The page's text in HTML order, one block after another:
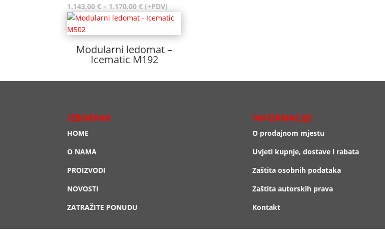
1.143,00€ – 1.170,00€Raspon
cijena:
1.143,00 €
do
1.170,00 €
(+PDV)
Modularni ledomat –
Icematic M192
IZBORNIK
HOME
O NAMA
PROIZVODI
NOVOSTI
ZATRAŽITE PONUDU
INFORMACIJE
O prodajnom mjestu
Uvjeti kupnje, dostave i rabata
Zaštita osobnih podataka
Zaštita autorskih prava
Kontakt